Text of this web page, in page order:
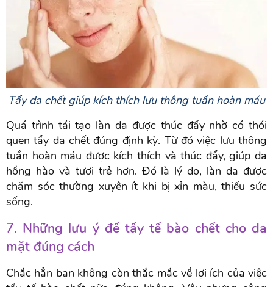
Tẩy da chết giúp kích thích lưu thông tuần hoàn máu
Quá trình tái tạo làn da được thúc đẩy nhờ có thói
quen tẩy da chết đúng định kỳ. Từ đó việc lưu thông
tuần hoàn máu được kích thích và thúc đẩy, giúp da
hồng hào và tươi trẻ hơn. Đó là lý do, làn da được
chăm sóc thường xuyên ít khi bị xỉn màu, thiếu sức
sống.
7. Những lưu ý để tẩy tế bào chết cho da
mặt đúng cách
Chắc hẳn bạn không còn thắc mắc về lợi ích của việc